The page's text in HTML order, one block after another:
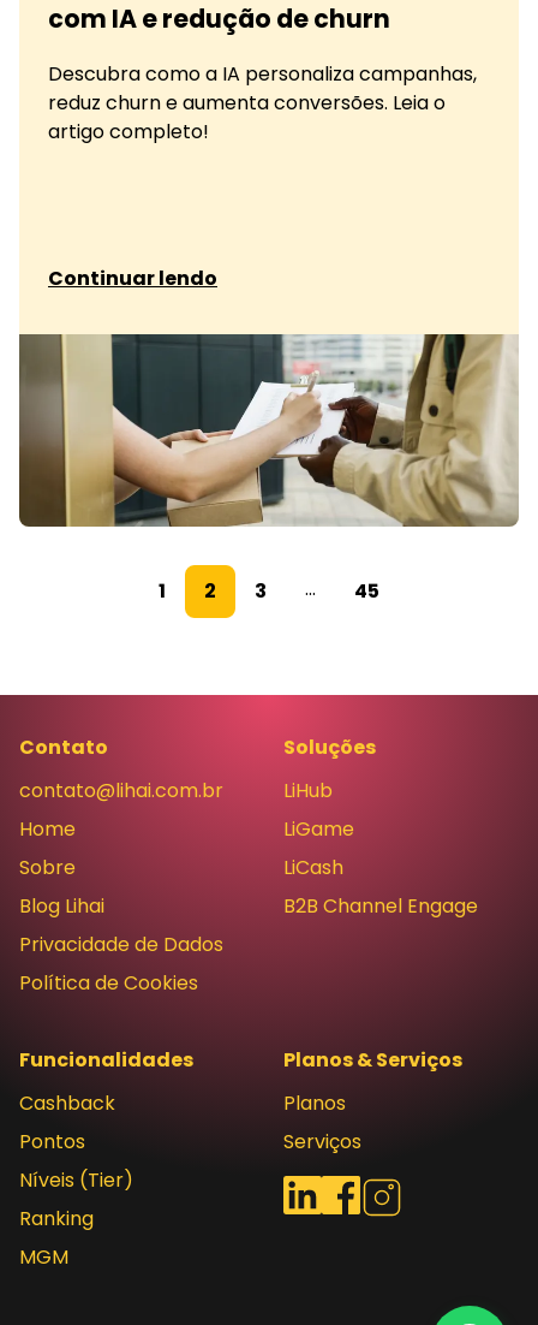
com IA e redução de churn
Descubra como a IA personaliza campanhas,
reduz churn e aumenta conversões. Leia o
artigo completo!
Continuar lendo
1 2 3 ... 45
Contato
contato@lihai.com.br
Home
Sobre
Blog Lihai
Privacidade de Dados
Política de Cookies
Soluções
LiHub
LiGame
LiCash
B2B Channel Engage
Funcionalidades
Cashback
Pontos
Níveis (Tier)
Ranking
MGM
Planos & Serviços
Planos
Serviços
Redes sociais
LinkedInFacebook
Instagram